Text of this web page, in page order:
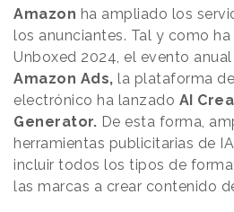
Amazon ha ampliado los
los anunciantes. Tal y como
Unboxed 2024, el evento
Amazon Ads, la plataforma
electrónico ha lanzado AI
Generator. De esta forma,
herramientas publicitarias de
incluir todos los tipos de
las marcas a crear contenido